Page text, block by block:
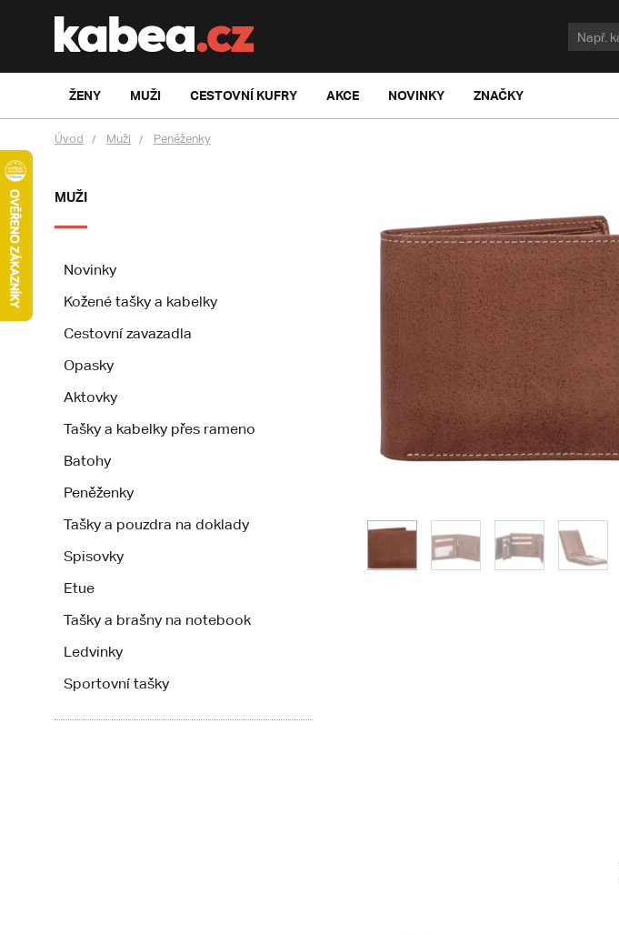
ŽENY MUŽI CESTOVNÍ KUFRY AKCE NOVINKY ZNAČKY
Úvod Muži Peněženky
MUŽI
Novinky
Kožené tašky a kabelky
Cestovní zavazadla
Opasky
Aktovky
Tašky a kabelky přes rameno
Batohy
Peněženky
Tašky a pouzdra na doklady
Spisovky
Etue
Tašky a brašny na notebook
Ledvinky
Sportovní tašky